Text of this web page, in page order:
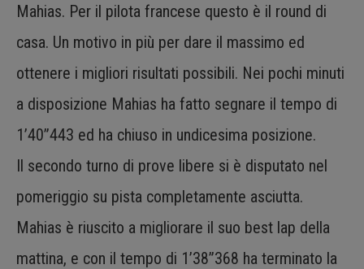
Mahias. Per il pilota francese questo è il round di
casa. Un motivo in più per dare il massimo ed
ottenere i migliori risultati possibili. Nei pochi minuti
a disposizione Mahias ha fatto segnare il tempo di
1’40”443 ed ha chiuso in undicesima posizione.
Il secondo turno di prove libere si è disputato nel
pomeriggio su pista completamente asciutta.
Mahias è riuscito a migliorare il suo best lap della
mattina, e con il tempo di 1’38”368 ha terminato la